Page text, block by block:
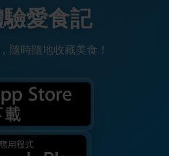
愛食記
隨時隨地收藏美食！